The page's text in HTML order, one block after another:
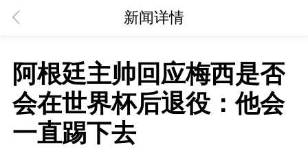
新闻详情
​阿根廷主帅回应梅西是否
会在世界杯后退役：他会
一直踢下去